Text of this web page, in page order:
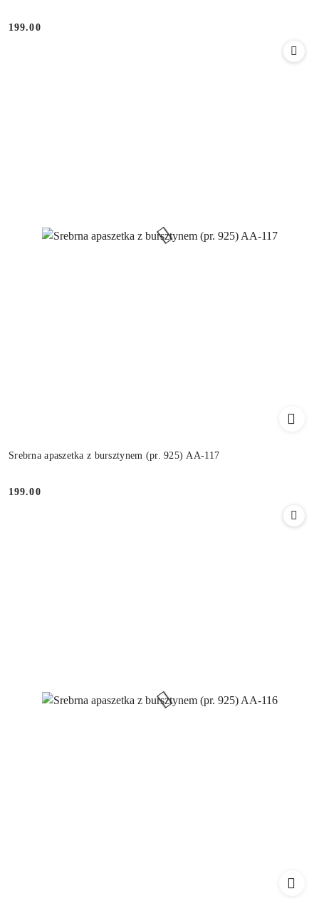
Cena:
199.00
Srebrna apaszetka z bursztynem (pr. 925) AA-117
Cena:
199.00